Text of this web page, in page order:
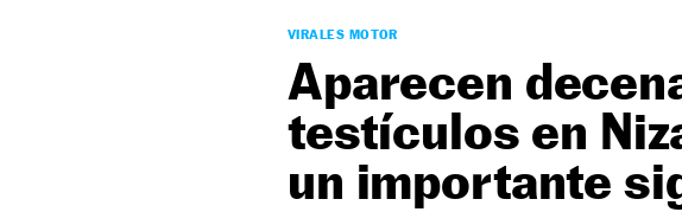
VIRALES MOTOR
Aparecen
testículos en
un importante